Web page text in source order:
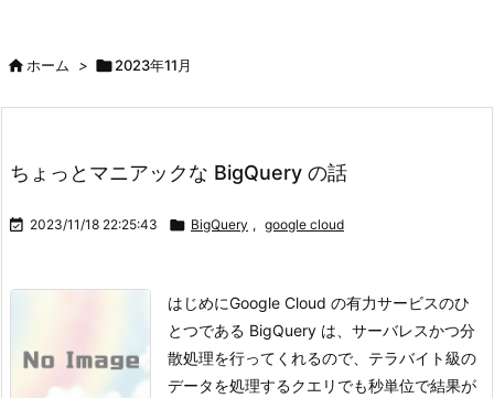
ホーム > 2023年11月
ちょっとマニアックな BigQuery の話
 2023/11/18 22:25:43  BigQuery , google cloud
はじめにGoogle Cloud の有力サービスのひ
とつである BigQuery は、サーバレスかつ分
散処理を行ってくれるので、テラバイト級の
データを処理するクエリでも秒単位で結果が